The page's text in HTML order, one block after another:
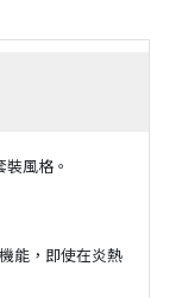
風格。
能，即使在炎熱